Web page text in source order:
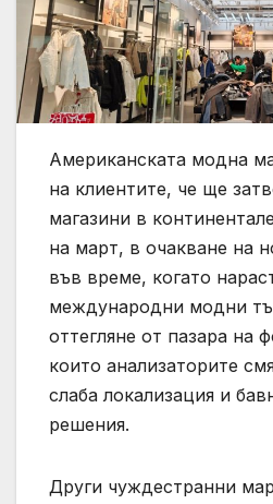
Американската модна
на клиентите, че ще
магазини в
на март, в очакване на
във време, когато
международни модни
оттегляне от пазара на
които анализаторите
слаба локализация и
решения.
Други чуждестранни